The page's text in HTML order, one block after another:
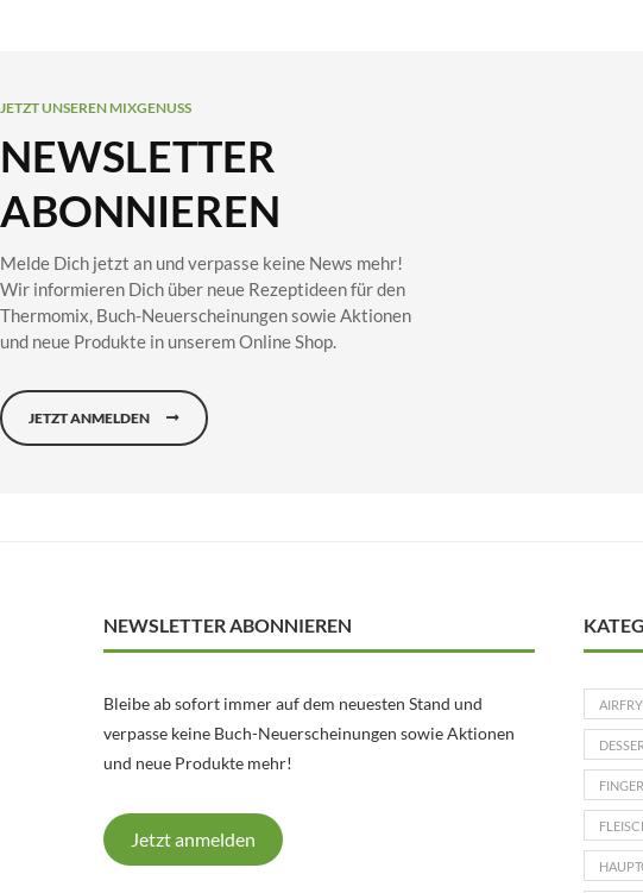
JETZT UNSEREN MIXGENUSS
NEWSLETTER
ABONNIEREN
Melde Dich jetzt an und verpasse keine News mehr!
Wir informieren Dich über neue Rezeptideen für den
Thermomix, Buch-Neuerscheinungen sowie Aktionen
und neue Produkte in unserem Online Shop.
JETZT ANMELDEN
NEWSLETTER ABONNIEREN
Bleibe ab sofort immer auf dem neuesten Stand und
verpasse keine Buch-Neuerscheinungen sowie Aktionen
und neue Produkte mehr!
Jetzt anmelden